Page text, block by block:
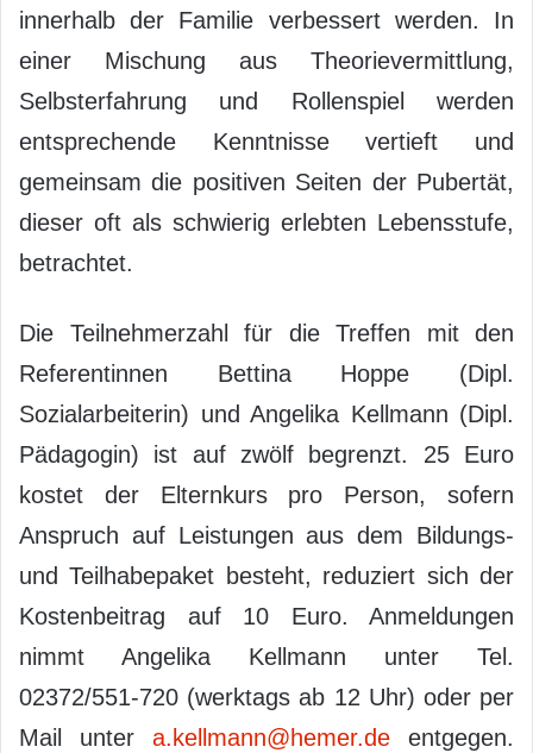
innerhalb der Familie verbessert werden. In
einer Mischung aus Theorievermittlung,
Selbsterfahrung und Rollenspiel werden
entsprechende Kenntnisse vertieft und
gemeinsam die positiven Seiten der Pubertät,
dieser oft als schwierig erlebten Lebensstufe,
betrachtet.
Die Teilnehmerzahl für die Treffen mit den
Referentinnen Bettina Hoppe (Dipl.
Sozialarbeiterin) und Angelika Kellmann (Dipl.
Pädagogin) ist auf zwölf begrenzt. 25 Euro
kostet der Elternkurs pro Person, sofern
Anspruch auf Leistungen aus dem Bildungs-
und Teilhabepaket besteht, reduziert sich der
Kostenbeitrag auf 10 Euro. Anmeldungen
nimmt Angelika Kellmann unter Tel.
02372/551-720 (werktags ab 12 Uhr) oder per
Mail unter a.kellmann@hemer.de entgegen.